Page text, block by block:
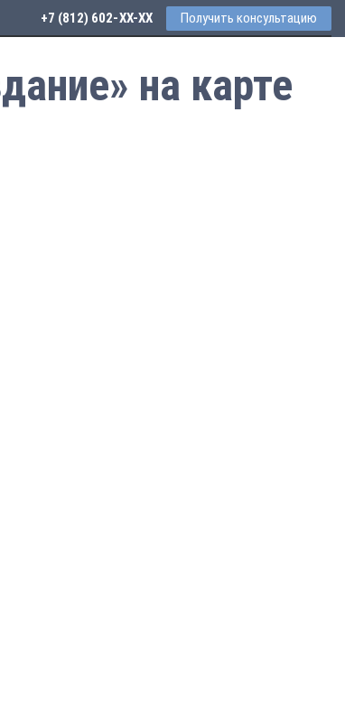
+7 (812) 602-44-77 Получить консультацию
на карте